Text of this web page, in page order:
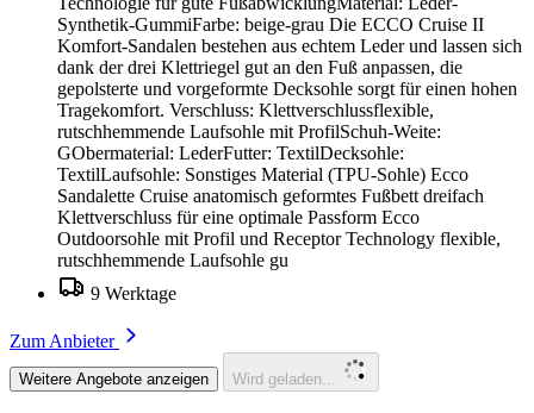
Synthetik-GummiFarbe: beige-grau Die ECCO Cruise II
Komfort-Sandalen bestehen aus echtem Leder und lassen sich
dank der drei Klettriegel gut an den Fuß anpassen, die
gepolsterte und vorgeformte Decksohle sorgt für einen hohen
Tragekomfort. Verschluss: Klettverschlussflexible,
rutschhemmende Laufsohle mit ProfilSchuh-Weite:
GObermaterial: LederFutter: TextilDecksohle:
TextilLaufsohle: Sonstiges Material (TPU-Sohle) Ecco
Sandalette Cruise anatomisch geformtes Fußbett dreifach
Klettverschluss für eine optimale Passform Ecco
Outdoorsohle mit Profil und Receptor Technology flexible,
rutschhemmende Laufsohle gu
9 Werktage
Zum Anbieter
Weitere Angebote anzeigen Wird geladen...